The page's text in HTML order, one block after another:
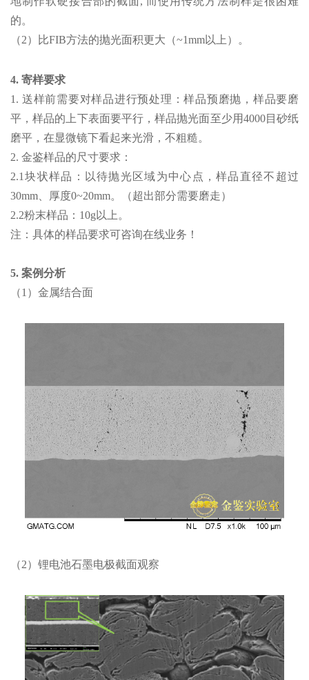
的。
（2）比FIB方法的抛光面积更大（~1mm以上）。
4. 寄样要求
1. 送样前需要对样品进行预处理：样品预磨抛，样品要磨
平，样品的上下表面要平行，样品抛光面至少用4000目砂纸
磨平，在显微镜下看起来光滑，不粗糙。
2. 金鉴样品的尺寸要求：
2.1块状样品：以待抛光区域为中心点，样品直径不超过
30mm、厚度0~20mm。（超出部分需要磨走）
2.2粉末样品：10g以上。
注：具体的样品要求可咨询在线业务！
5. 案例分析
（1）金属结合面
（2）锂电池石墨电极截面观察